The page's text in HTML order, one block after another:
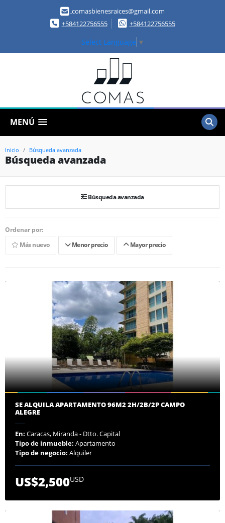
comasbienesraices@gmail.com
+584122756555
+584122756555
Select Language ▼
MENÚ
Inicio Búsqueda avanzada
Búsqueda avanzada
Búsqueda avanzada
Ordenar por:
Más nuevo
Menor precio Mayor precio
SE ALQUILA APARTAMENTO 96M2 2H/2B/2P CAMPO
ALEGRE
En: Caracas, Miranda - Dtto. Capital
Tipo de inmueble: Apartamento
Tipo de negocio: Alquiler
US$2,500USD